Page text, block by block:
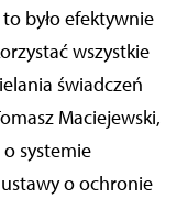
było efektywnie
wszystkie
świadczeń
Maciejewski,
systemie
o ochronie